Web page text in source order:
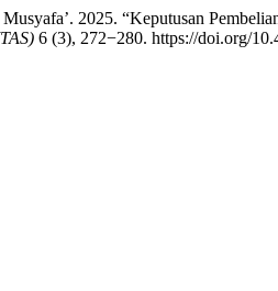
2025. “Keputusan
6 (3), 272−280. https://doi.org/